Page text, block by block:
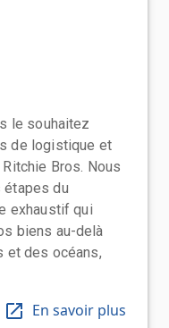
le souhaitez
de logistique et
Bros. Nous
étapes du
exhaustif qui
biens au-delà
et des océans,
En savoir plus